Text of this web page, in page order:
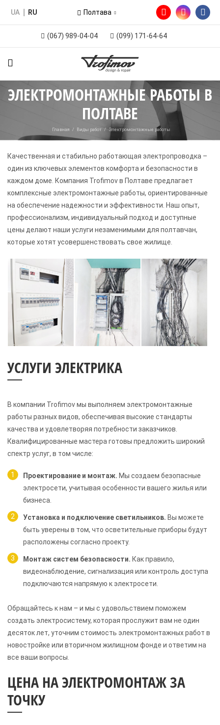
(067) 989-04-04 (099) 171-64-64
UA RU Полтава
ЭЛЕКТРОМОНТАЖНЫЕ РАБОТЫ В
ПОЛТАВЕ
Главная / Виды работ / Электромонтажные работы
Качественная и стабильно работающая электропроводка –
один из ключевых элементов комфорта и безопасности в
каждом доме. Компания Trofimov в Полтаве предлагает
комплексные электромонтажные работы, ориентированные
на обеспечение надежности и эффективности. Наш опыт,
профессионализм, индивидуальный подход и доступные
цены делают наши услуги незаменимыми для полтавчан,
которые хотят усовершенствовать свое жилище.
УСЛУГИ ЭЛЕКТРИКА
В компании Trofimov мы выполняем электромонтажные
работы разных видов, обеспечивая высокие стандарты
качества и удовлетворяя потребности заказчиков.
Квалифицированные мастера готовы предложить широкий
спектр услуг, в том числе:
Проектирование и монтаж. Мы создаем безопасные
электросети, учитывая особенности вашего жилья или
бизнеса.
Установка и подключение светильников. Вы можете
быть уверены в том, что осветительные приборы будут
расположены согласно проекту.
Монтаж систем безопасности. Как правило,
видеонаблюдение, сигнализация или контроль доступа
подключаются напрямую к электросети.
Обращайтесь к нам – и мы с удовольствием поможем
создать электросистему, которая прослужит вам не один
десяток лет, уточним стоимость электромонтажных работ в
новостройке или вторичном жилищном фонде и ответим на
все ваши вопросы.
ЦЕНА НА ЭЛЕКТРОМОНТАЖ ЗА
ТОЧКУ